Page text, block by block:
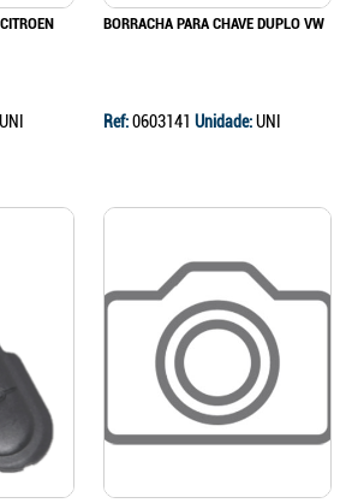
UNI
BORRACHA PARA CHAVE DUPLO VW
Ref:0603141 Unidade:UNI